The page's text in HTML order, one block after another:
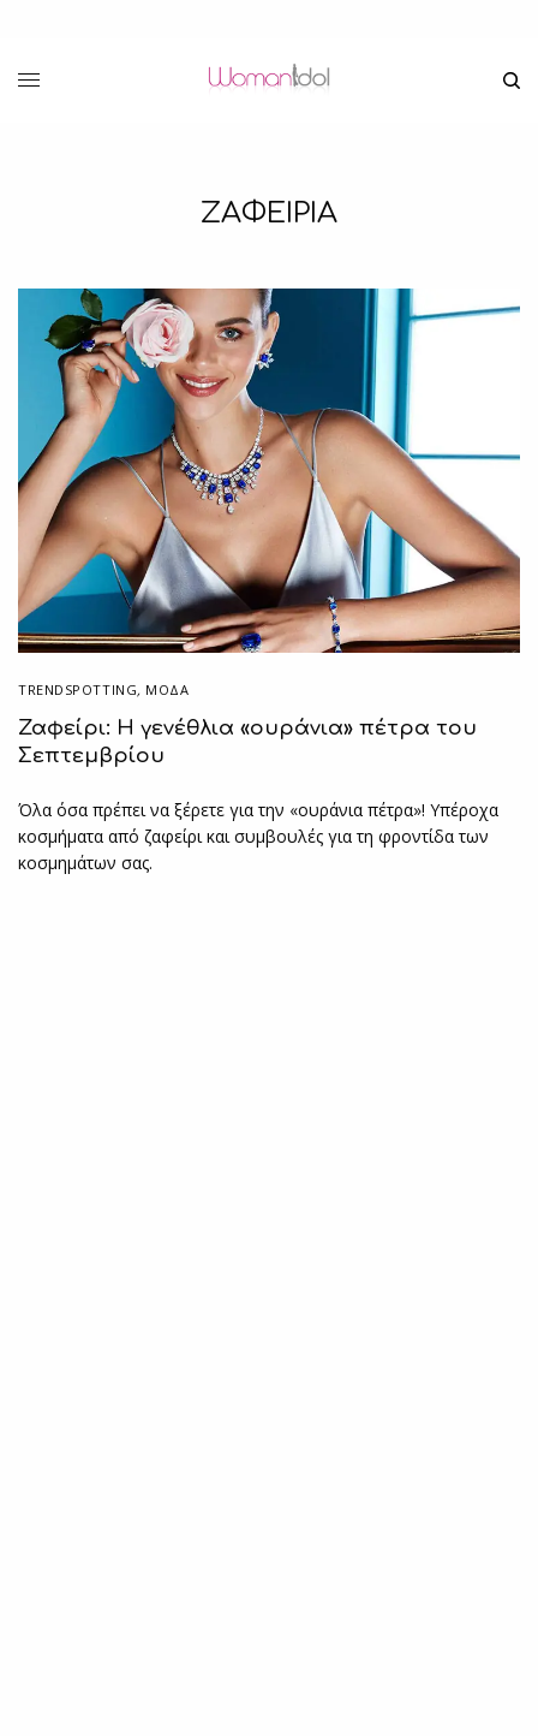
ΖΑΦΕΙΡΙΑ
TRENDSPOTTING, ΜΟΔΑ
Ζαφείρι: Η γενέθλια «ουράνια» πέτρα του
Σεπτεμβρίου
Όλα όσα πρέπει να ξέρετε για την «ουράνια πέτρα»! Υπέροχα
κοσμήματα από ζαφείρι και συμβουλές για τη φροντίδα των
κοσμημάτων σας.